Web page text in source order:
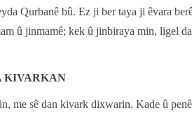
Qurbanê bû. Ez ji ber taya ji êvara
û jinmamê; kek û jinbiraya min, ligel
KIVARKAN
me sê dan kivark dixwarin. Kade û